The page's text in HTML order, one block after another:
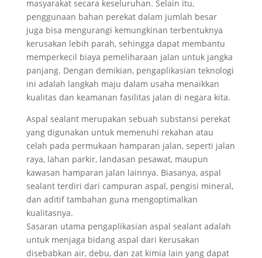
masyarakat secara keseluruhan. Selain itu,
penggunaan bahan perekat dalam jumlah besar
juga bisa mengurangi kemungkinan terbentuknya
kerusakan lebih parah, sehingga dapat membantu
memperkecil biaya pemeliharaan jalan untuk jangka
panjang. Dengan demikian, pengaplikasian teknologi
ini adalah langkah maju dalam usaha menaikkan
kualitas dan keamanan fasilitas jalan di negara kita.
Aspal sealant merupakan sebuah substansi perekat
yang digunakan untuk memenuhi rekahan atau
celah pada permukaan hamparan jalan, seperti jalan
raya, lahan parkir, landasan pesawat, maupun
kawasan hamparan jalan lainnya. Biasanya, aspal
sealant terdiri dari campuran aspal, pengisi mineral,
dan aditif tambahan guna mengoptimalkan
kualitasnya.
Sasaran utama pengaplikasian aspal sealant adalah
untuk menjaga bidang aspal dari kerusakan
disebabkan air, debu, dan zat kimia lain yang dapat